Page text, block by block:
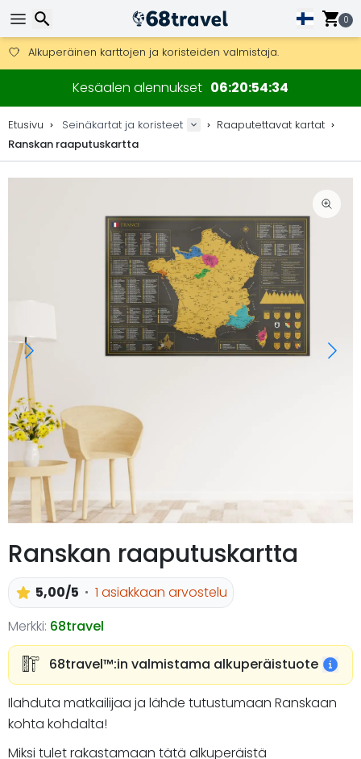
0
Ilmainen toimitus yli 275 € tilauksiin.
Mahdollisuus lähettää DHL Express -lähetyksenä (toimitus 24
30 päivää palautukseen, 90 päivää puukarttoihin ja koristeisiin.
Kesäalen alennukset 06 20 54 33
Etusivu Seinäkartat ja koristeet
Raaputettavat kartat
Ranskan raaputuskartta
Ranskan raaputuskartta
5,00/5
1 asiakkaan arvostelu
Merkki: 68travel
68travel™️:in valmistama alkuperäistuote
Ilahduta matkailijaa ja lähde tutustumaan Ranskaan
kohta kohdalta!
Miksi tulet rakastamaan tätä alkuperäistä
Etsi